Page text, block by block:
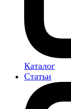
Каталог
Статьи